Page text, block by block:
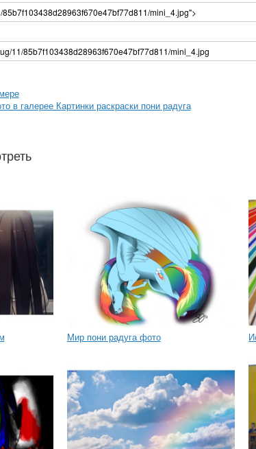
в галерее Картинки раскраски пони радуга
Мир пони радуга фото